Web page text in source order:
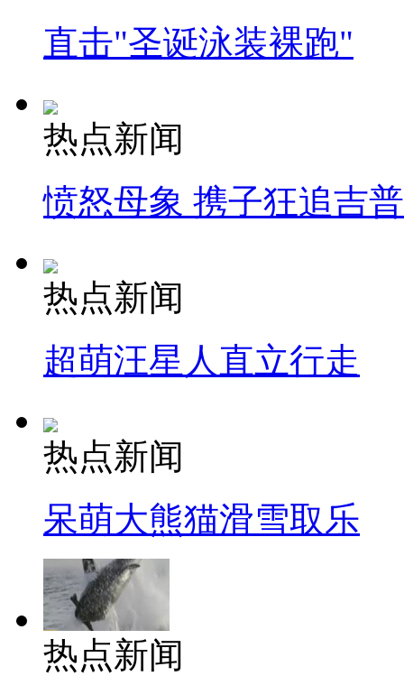
直击"圣诞泳装裸跑"
热点新闻
愤怒母象 携子狂追吉
热点新闻
超萌汪星人直立行走
热点新闻
呆萌大熊猫滑雪取乐
热点新闻